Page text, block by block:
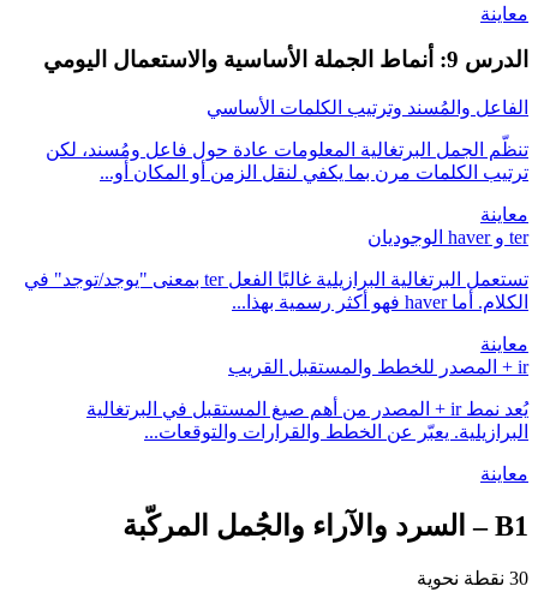
معاينة
الدرس 9: أنماط الجملة الأساسية والاستعمال اليومي
الفاعل والمُسند وترتيب الكلمات الأساسي
تنظّم الجمل البرتغالية المعلومات عادة حول فاعل ومُسند، لكن
ترتيب الكلمات مرن بما يكفي لنقل الزمن أو المكان أو...
معاينة
ter و haver الوجوديان
تستعمل البرتغالية البرازيلية غالبًا الفعل ter بمعنى "يوجد/توجد" في
الكلام. أما haver فهو أكثر رسمية بهذا...
معاينة
ir + المصدر للخطط والمستقبل القريب
يُعد نمط ir + المصدر من أهم صيغ المستقبل في البرتغالية
البرازيلية. يعبّر عن الخطط والقرارات والتوقعات...
معاينة
B1
– السرد والآراء والجُمل المركّبة
30 نقطة نحوية